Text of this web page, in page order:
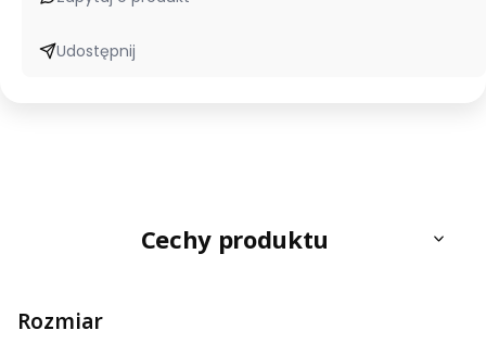
Udostępnij
Cechy produktu
Rozmiar